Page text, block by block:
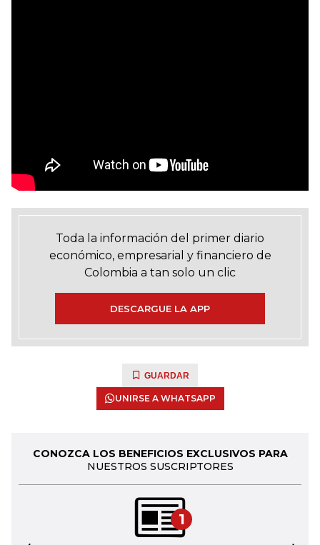
Toda la información del primer diario
económico, empresarial y financiero de
Colombia a tan solo un clic
DESCARGUE LA APP
GUARDAR
UNIRSE A WHATSAPP
CONOZCA LOS BENEFICIOS EXCLUSIVOS PARA
NUESTROS SUSCRIPTORES
1